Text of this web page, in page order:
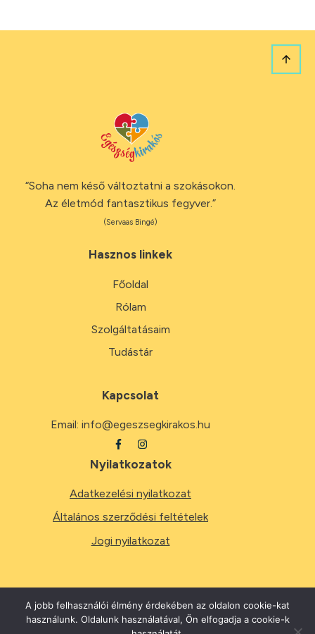
“Soha nem késő változtatni a szokásokon.
Az életmód fantasztikus fegyver.”
(Servaas Bingé)
Hasznos linkek
Főoldal
Rólam
Szolgáltatásaim
Tudástár
Kapcsolat
Email: info@egeszsegkirakos.hu
Nyilatkozatok
Adatkezelési nyilatkozat
Általános szerződési feltételek
Jogi nyilatkozat
2026Minden jog fenntartva.
A jobb felhasználói élmény érdekében az oldalon cookie-kat
használunk. Oldalunk használatával, Ön elfogadja a cookie-k